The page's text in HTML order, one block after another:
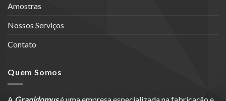
Amostras
Nossos Serviços
Contato
Quem Somos